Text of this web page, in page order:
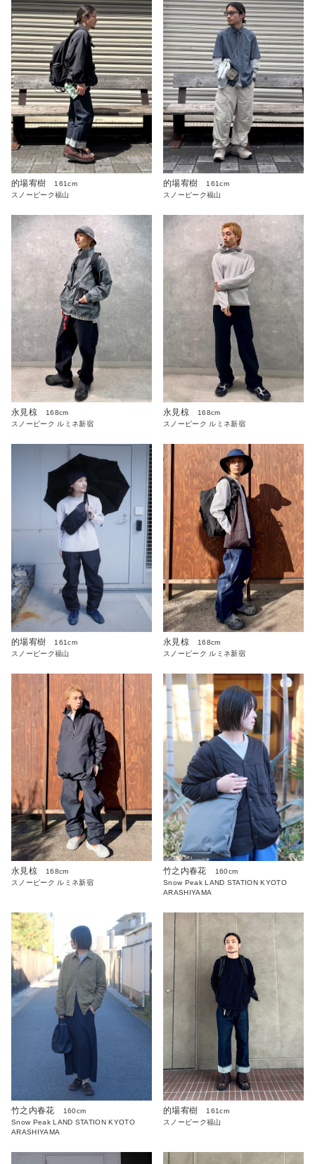
的場宥樹
161cm
スノーピーク福山
的場宥樹
161cm
スノーピーク福山
永見椋
168cm
スノーピーク ルミネ新宿
永見椋
168cm
スノーピーク ルミネ新宿
的場宥樹
161cm
スノーピーク福山
永見椋
168cm
スノーピーク ルミネ新宿
永見椋
168cm
スノーピーク ルミネ新宿
竹之内春花
160cm
Snow Peak LAND STATION KYOTO
ARASHIYAMA
竹之内春花
160cm
Snow Peak LAND STATION KYOTO
ARASHIYAMA
的場宥樹
161cm
スノーピーク福山